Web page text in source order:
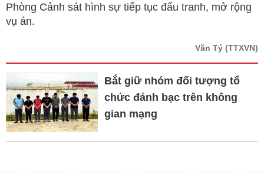
Phòng Cảnh sát hình sự tiếp tục đấu tranh, mở rộng
vụ án.
Văn Tý (TTXVN)
Bắt giữ nhóm đối tượng tổ
chức đánh bạc trên không
gian mạng